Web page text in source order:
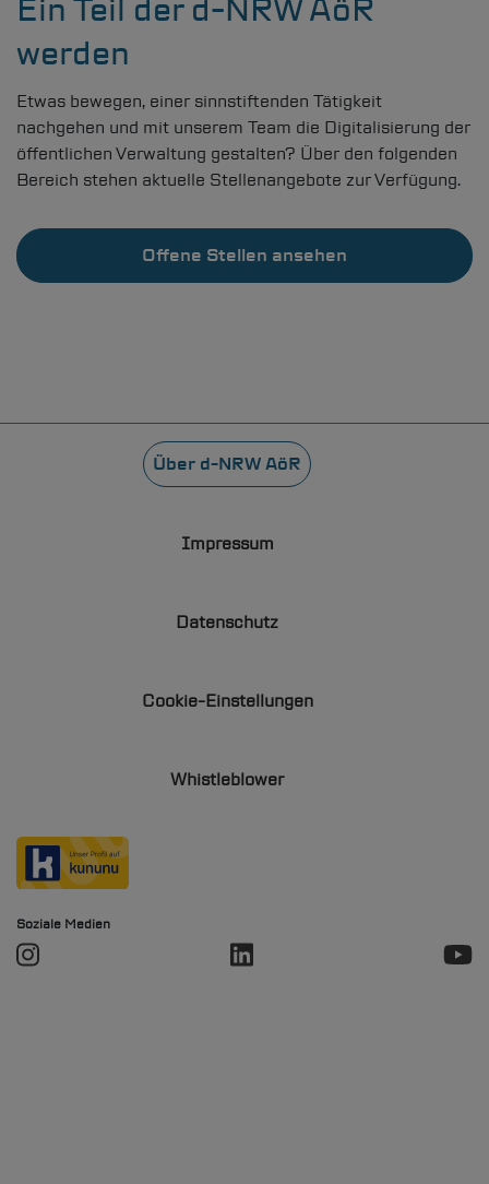
Ein Teil derd-NRWAöR
werden
Etwas bewegen, einer sinnstiftenden Tätigkeit
nachgehen und mit unserem Team die Digitalisierung der
öffentlichen Verwaltung gestalten? Über den folgenden
Bereich stehen aktuelle Stellenangebote zur Verfügung.
Offene Stellen ansehen
FußzeileÜber d-NRWAöR
Impressum
Datenschutz
Cookie-Einstellungen
Whistleblower
Soziale Medien
Soziale Medien